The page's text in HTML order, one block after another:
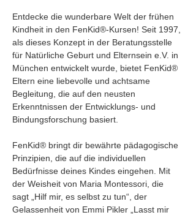
Entdecke die wunderbare Welt der frühen
Kindheit in den FenKid®-Kursen! Seit 1997,
als dieses Konzept in der Beratungsstelle
für Natürliche Geburt und Elternsein e.V. in
München entwickelt wurde, bietet FenKid®
Eltern eine liebevolle und achtsame
Begleitung, die auf den neusten
Erkenntnissen der Entwicklungs- und
Bindungsforschung basiert.
FenKid® bringt dir bewährte pädagogische
Prinzipien, die auf die individuellen
Bedürfnisse deines Kindes eingehen. Mit
der Weisheit von Maria Montessori, die
sagt „Hilf mir, es selbst zu tun“, der
Gelassenheit von Emmi Pikler „Lasst mir